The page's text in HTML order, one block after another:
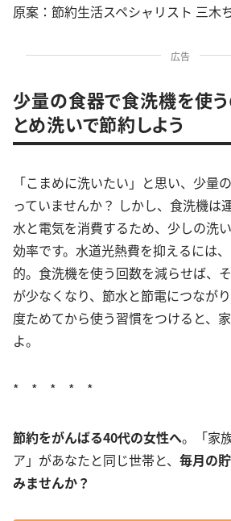
原案：節約生活スペシャリスト 三木
広告
少量の食器で食洗機を使う
とめ洗いで節約しよう
「こまめに洗いたい」と思い、少量
っていませんか？ しかし、食洗機は
水と電気を消費するため、少しの洗
効率です。水道光熱費を抑えるには
的。食洗機を使う回数を減らせば、
が少なくなり、節水と節電につなが
度ためてから使う習慣をつけると、
よ。
* * * * *
節約をがんばる40代の女性へ。「家
ア」があなたと同じ世帯と、 毎月の
みませんか？